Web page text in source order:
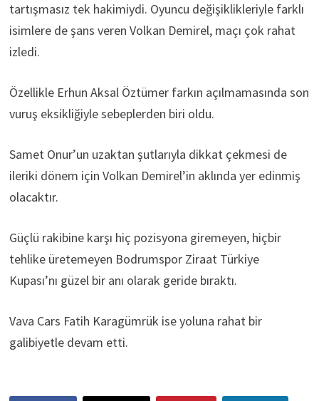
tartışmasız tek hakimiydi. Oyuncu değişiklikleriyle farklı
isimlere de şans veren Volkan Demirel, maçı çok rahat
izledi.
Özellikle Erhun Aksal Öztümer farkın açılmamasında son
vuruş eksikliğiyle sebeplerden biri oldu.
Samet Onur’un uzaktan şutlarıyla dikkat çekmesi de
ileriki dönem için Volkan Demirel’in aklında yer edinmiş
olacaktır.
Güçlü rakibine karşı hiç pozisyona giremeyen, hiçbir
tehlike üretemeyen Bodrumspor Ziraat Türkiye
Kupası’nı güzel bir anı olarak geride bıraktı.
Vava Cars Fatih Karagümrük ise yoluna rahat bir
galibiyetle devam etti.